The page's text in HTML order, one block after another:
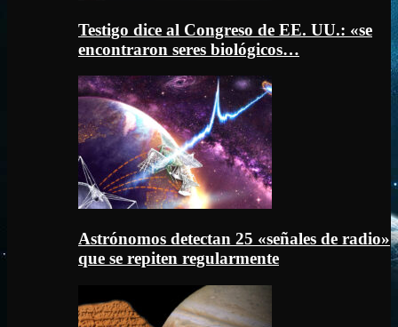
Testigo dice al Congreso de EE. UU.: «se
encontraron seres biológicos…
Astrónomos detectan 25 «señales de radio»
que se repiten regularmente